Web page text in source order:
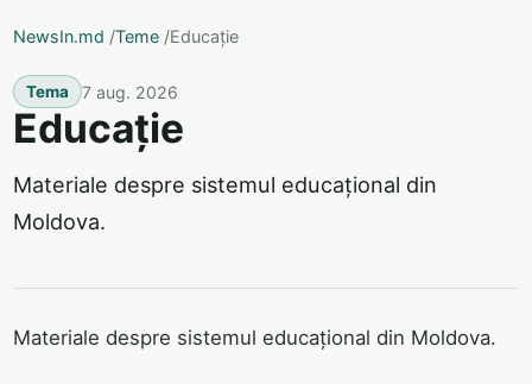
NewsIn.md /Teme /Educație
Tema 7 aug. 2026
Educație
Materiale despre sistemul educațional din
Moldova.
Materiale despre sistemul educațional din Moldova.